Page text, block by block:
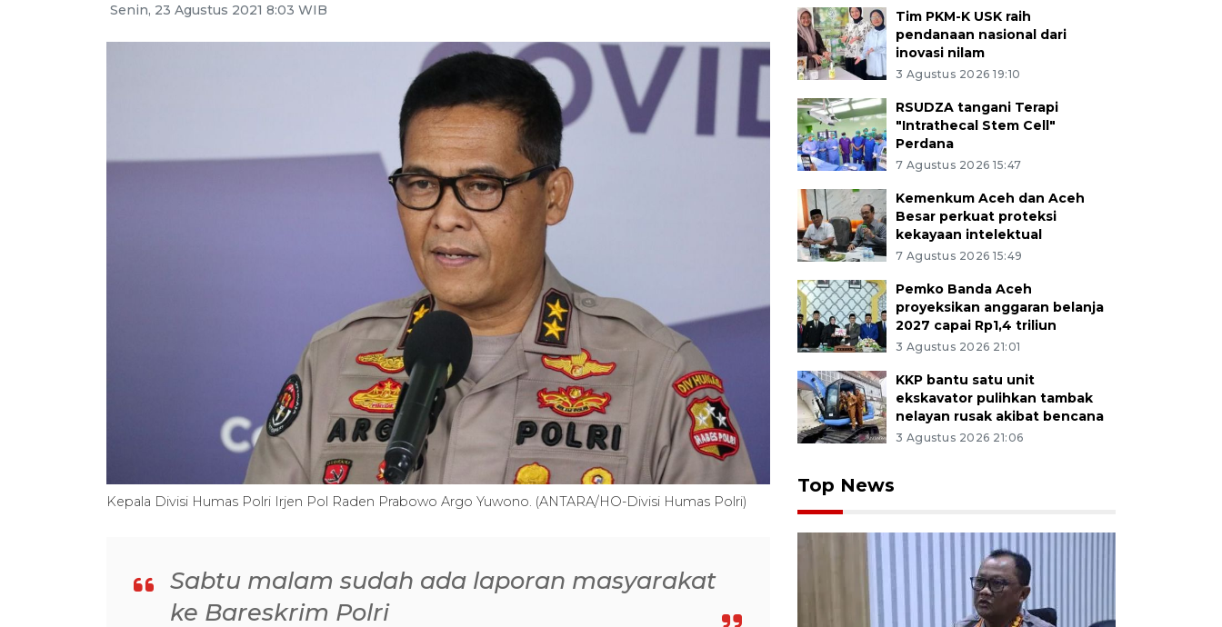
Senin, 23 Agustus 2021 8:03 WIB
Kepala Divisi Humas Polri Irjen Pol Raden Prabowo Argo Yuwono. (ANTARA/HO-Divisi Humas Polri)
Sabtu malam sudah ada laporan masyarakat
ke Bareskrim Polri
Tim PKM-K USK raih
pendanaan nasional dari
inovasi nilam
3 Agustus 2026 19:10
RSUDZA tangani Terapi
"Intrathecal Stem Cell"
Perdana
7 Agustus 2026 15:47
Kemenkum Aceh dan Aceh
Besar perkuat proteksi
kekayaan intelektual
7 Agustus 2026 15:49
Pemko Banda Aceh
proyeksikan anggaran belanja
2027 capai Rp1,4 triliun
3 Agustus 2026 21:01
KKP bantu satu unit
ekskavator pulihkan tambak
nelayan rusak akibat bencana
3 Agustus 2026 21:06
Top News